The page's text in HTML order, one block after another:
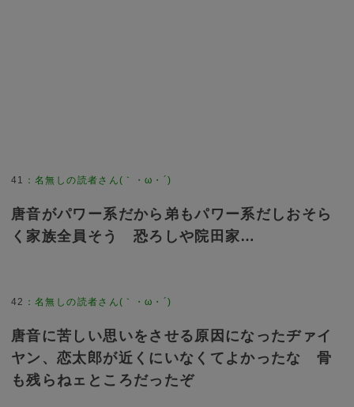
41 ：名無しの読者さん(｀・ω・´)
唐音がパワー系だから弟もパワー系だしおそら
く家族全員そう 恐ろしや院田家…
42 ：名無しの読者さん(｀・ω・´)
唐音に苦しい思いをさせる原因になったヂァイ
ヤン、恋太郎が近くにいなくてよかったな 骨
も残らねェところだったぞ